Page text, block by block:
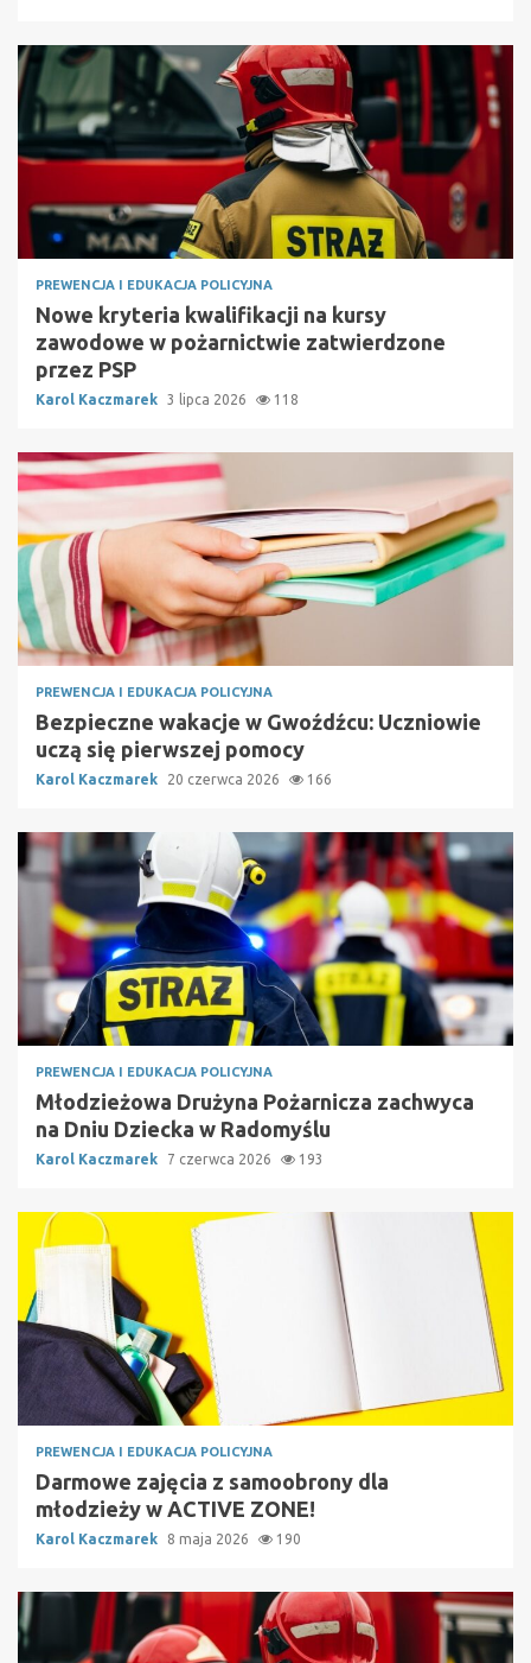
PREWENCJA I EDUKACJA POLICYJNA
Nowe kryteria kwalifikacji na kursy
zawodowe w pożarnictwie zatwierdzone
przez PSP
Karol Kaczmarek 3 lipca 2026 118
PREWENCJA I EDUKACJA POLICYJNA
Bezpieczne wakacje w Gwoźdźcu: Uczniowie
uczą się pierwszej pomocy
Karol Kaczmarek 20 czerwca 2026 166
PREWENCJA I EDUKACJA POLICYJNA
Młodzieżowa Drużyna Pożarnicza zachwyca
na Dniu Dziecka w Radomyślu
Karol Kaczmarek 7 czerwca 2026 193
PREWENCJA I EDUKACJA POLICYJNA
Darmowe zajęcia z samoobrony dla
młodzieży w ACTIVE ZONE!
Karol Kaczmarek 8 maja 2026 190